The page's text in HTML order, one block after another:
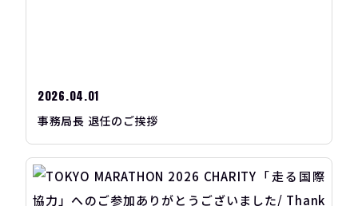
2026.04.01
事務局長 退任のご挨拶